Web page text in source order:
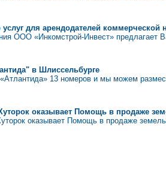
услуг для арендодателей коммерческой
ООО «Инкомстрой-Инвест» предлагает
в Шлиссельбурге
«Атлантида» 13 номеров и мы можем
оказывает Помощь в продаже
оказывает Помощь в продаже